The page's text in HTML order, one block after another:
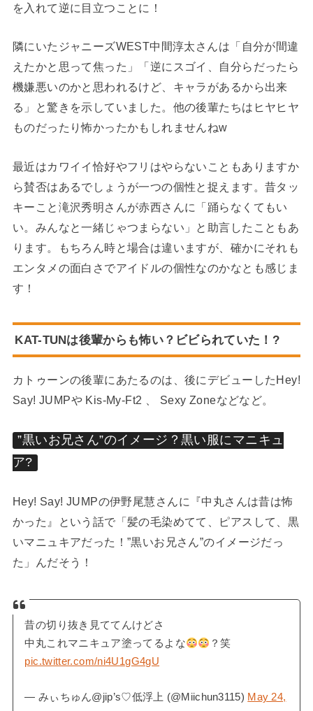
を入れて逆に目立つことに！
隣にいたジャニーズWEST中間淳太さんは「自分が間違
えたかと思って焦った」「逆にスゴイ、自分らだったら
機嫌悪いのかと思われるけど、キャラがあるから出来
る」と驚きを示していました。他の後輩たちはヒヤヒヤ
ものだったり怖かったかもしれませんねw
最近はカワイイ恰好やフリはやらないこともありますか
ら賛否はあるでしょうが一つの個性と捉えます。昔タッ
キーこと滝沢秀明さんが赤西さんに「踊らなくてもい
い。みんなと一緒じゃつまらない」と助言したこともあ
ります。もちろん時と場合は違いますが、確かにそれも
エンタメの面白さでアイドルの個性なのかなとも感じま
す！
KAT-TUNは後輩からも怖い？ビビられていた！?
カトゥーンの後輩にあたるのは、後にデビューしたHey!
Say! JUMPや Kis-My-Ft2 、 Sexy Zoneなどなど。
”黒いお兄さん”のイメージ？黒い服にマニキュ
ア?
Hey! Say! JUMPの伊野尾慧さんに『中丸さんは昔は怖
かった』という話で「髪の毛染めてて、ピアスして、黒
いマニュキアだった！”黒いお兄さん”のイメージだっ
た」んだそう！
昔の切り抜き見ててんけどさ
中丸これマニキュア塗ってるよな
？笑
pic.twitter.com/ni4U1gG4gU
— みぃちゅん@jip’s♡低浮上 (@Miichun3115) May 24,